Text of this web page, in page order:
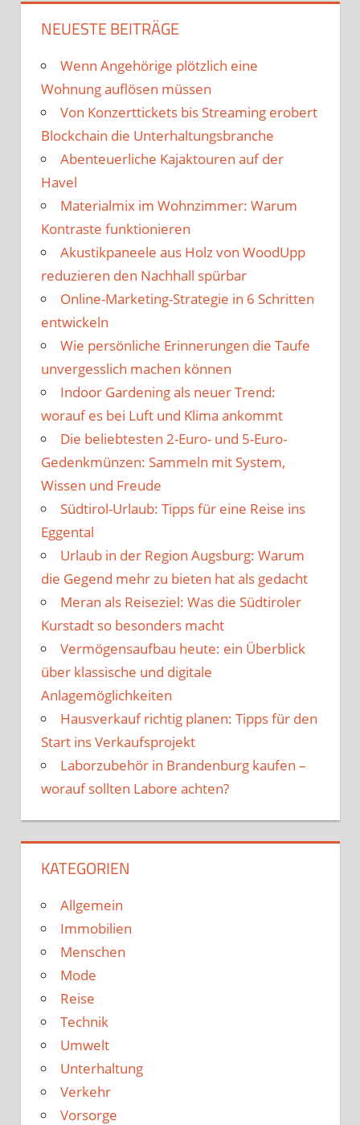
NEUESTE BEITRÄGE
Wenn Angehörige plötzlich eine
Wohnung auflösen müssen
Von Konzerttickets bis Streaming erobert
Blockchain die Unterhaltungsbranche
Abenteuerliche Kajaktouren auf der
Havel
Materialmix im Wohnzimmer: Warum
Kontraste funktionieren
Akustikpaneele aus Holz von WoodUpp
reduzieren den Nachhall spürbar
Online-Marketing-Strategie in 6 Schritten
entwickeln
Wie persönliche Erinnerungen die Taufe
unvergesslich machen können
Indoor Gardening als neuer Trend:
worauf es bei Luft und Klima ankommt
Die beliebtesten 2-Euro- und 5-Euro-
Gedenkmünzen: Sammeln mit System,
Wissen und Freude
Südtirol-Urlaub: Tipps für eine Reise ins
Eggental
Urlaub in der Region Augsburg: Warum
die Gegend mehr zu bieten hat als gedacht
Meran als Reiseziel: Was die Südtiroler
Kurstadt so besonders macht
Vermögensaufbau heute: ein Überblick
über klassische und digitale
Anlagemöglichkeiten
Hausverkauf richtig planen: Tipps für den
Start ins Verkaufsprojekt
Laborzubehör in Brandenburg kaufen –
worauf sollten Labore achten?
KATEGORIEN
Allgemein
Immobilien
Menschen
Mode
Reise
Technik
Umwelt
Unterhaltung
Verkehr
Vorsorge